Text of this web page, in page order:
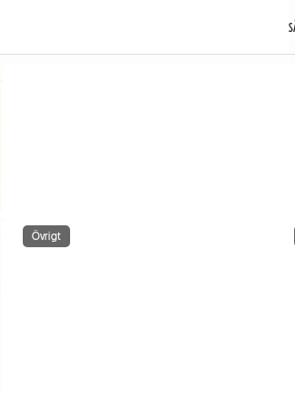
Övrigt